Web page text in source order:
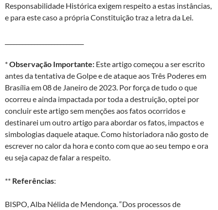
Responsabilidade Histórica exigem respeito a estas instâncias,
e para este caso a própria Constituição traz a letra da Lei.
*Observação Importante: Este artigo começou a ser escrito
antes da tentativa de Golpe e de ataque aos Três Poderes em
Brasília em 08 de Janeiro de 2023. Por força de tudo o que
ocorreu e ainda impactada por toda a destruição, optei por
concluir este artigo sem menções aos fatos ocorridos e
destinarei um outro artigo para abordar os fatos, impactos e
simbologias daquele ataque. Como historiadora não gosto de
escrever no calor da hora e conto com que ao seu tempo e ora
eu seja capaz de falar a respeito.
** Referências:
BISPO, Alba Nélida de Mendonça. “Dos processos de